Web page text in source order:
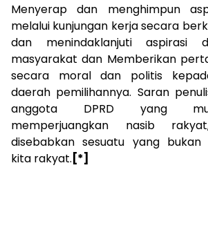
Menyerap dan menghimpun
melalui kunjungan kerja secara
dan menindaklanjuti aspirasi
masyarakat dan Memberikan
secara moral dan politis
daerah pemilihannya. Saran
anggota DPRD yang
memperjuangkan nasib
disebabkan sesuatu yang bukan
kita rakyat. [*]